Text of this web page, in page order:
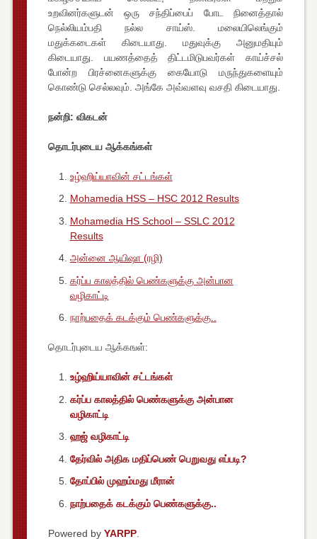
உறவினர்களுடன் ஒரு சந்திப்பைப் போட நினைத்தால்
நெல்லியம்பதி நல்ல சாய்ஸ். மலையிலெங்கும்
மதுக்கடைகள் கிடையாது. மதுவுக்கு அனுமதியும்
கிடையாது. பயணத்தைத் திட்டமிடுபவர்கள் காய்ச்சல்
போன்ற பிரச்னைகளுக்கு கையோடு மருந்துகளையும்
கொண்டு செல்லவும். அங்கே அவ்வளவு வசதி கிடையாது.
நன்றி: விகடன்
தொடர்புடைய ஆக்கங்கள்
உழ்ஹிய்யாவின் சட்டங்கள்
Mohamedia HSS – HSC 2012 Results
Mohamedia HS School – SSLC 2012
Results
அன்னை ஆயிஷா (ரழி)
கர்ப்ப காலத்தில் பெண்களுக்கு அன்பான
வழிகாட்டி
நாற்பதைக் கடக்கும் பெண்களுக்கு..
தொடர்புடைய ஆக்கஙள்:
உழ்ஹிய்யாவின் சட்டங்கள்
கர்ப்ப காலத்தில் பெண்களுக்கு அன்பான
வழிகாட்டி
ஹஜ் வழிகாட்டி
தேர்வில் அதிக மதிப்பெண் பெறுவது எப்படி?
தோப்பில் முஹம்மது மீரான்
நாற்பதைக் கடக்கும் பெண்களுக்கு..
Powered by YARPP.